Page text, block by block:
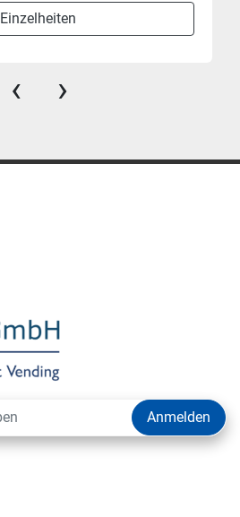
Einzelheiten
‹ ›
Anmelden